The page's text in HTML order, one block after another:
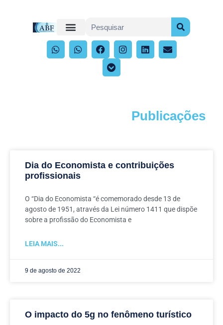
Publicações
Dia do Economista e contribuições
profissionais
O “Dia do Economista “é comemorado desde 13 de
agosto de 1951, através da Lei número 1411 que dispõe
sobre a profissão do Economista e
LEIA MAIS...
9 de agosto de 2022
O impacto do 5g no fenômeno turístico